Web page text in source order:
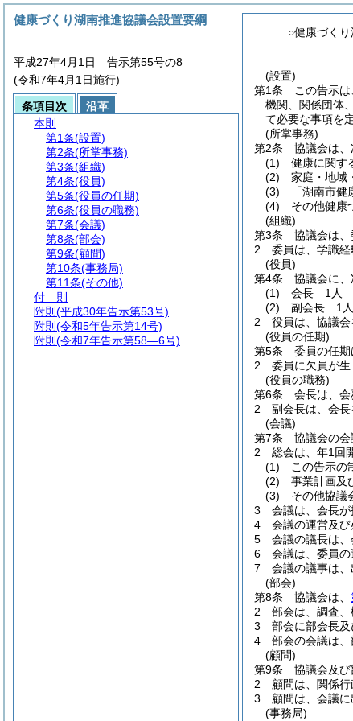
○健康づく
(設置)
第1条
この告示
機関、関係団体
て必要な事項を
(所掌事務)
第2条
協議会は、
(1)
健康に関す
(2)
家庭・地域
(3)
「湖南市
(4)
その他健康
(組織)
第3条
協議会は、
2
委員は、学識
(役員)
第4条
協議会に、
(1)
会長 1人
(2)
副会長 1人
2
役員は、協議会
(役員の任期)
第5条
委員の任期
2
委員に欠員が生
(役員の職務)
第6条
会長は、会
2
副会長は、会
(会議)
第7条
協議会の会
2
総会は、年1回
(1)
この告示の
(2)
事業計画及
(3)
その他協議
3
会議は、会長が
4
会議の運営及び
5
会議の議長は、
6
会議は、委員の
7
会議の議事は
(部会)
第8条
協議会は、
2
部会は、調査、
3
部会に部会長
4
部会の会議は、
(顧問)
第9条
協議会及び
2
顧問は、関係
3
顧問は、会議
(事務局)
健康づくり湖南推進協議会設置要綱
平成27年4月1日 告示第55号の8
(令和7年4月1日施行)
条項目次
沿革
本則
第1条(設置)
第2条(所掌事務)
第3条(組織)
第4条(役員)
第5条(役員の任期)
第6条(役員の職務)
第7条(会議)
第8条(部会)
第9条(顧問)
第10条(事務局)
第11条(その他)
付 則
附則 (平成30年告示第53号)
附則 (令和5年告示第14号)
附則 (令和7年告示第58―6号)